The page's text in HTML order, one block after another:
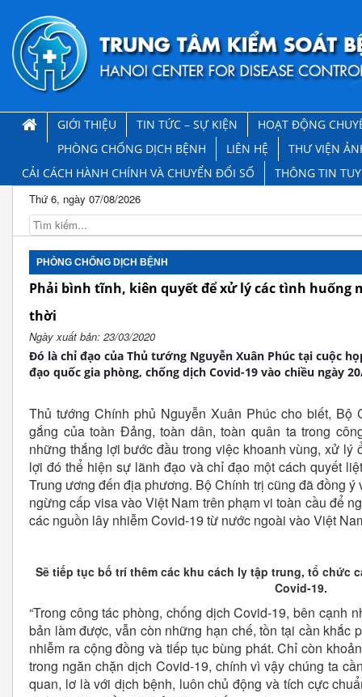
GIỚI THIỆU TIN TỨC – SỰ KIỆN
HOẠT ĐỘNG
PHÒNG CHỐNG DỊCH BỆNH
LIÊN HỆ
THƯ VIỆN
CẢI CÁCH HÀNH CHÍNH VÀ CHUYỂN ĐỔI SỐ
THÔNG TIN
Thứ 6, ngày 07/08/2026
PHÒNG CHỐNG DỊCH BỆNH
Phải bình tĩnh, kiên quyết để xử lý các tình huống
thời
Ngày xuất bản: 23/03/2020
Đó là chỉ đạo của Thủ tướng Nguyễn Xuân Phúc tại cuộc
đạo quốc gia phòng, chống dịch Covid-19 vào chiều ngày
Thủ tướng Chính phủ Nguyễn Xuân Phúc cho biết,
gắng của toàn Đảng, toàn dân, toàn quân ta trong
những thắng lợi bước đầu trong việc khoanh vùng, xử lý
lợi đó thể hiện sự lãnh đạo và chỉ đạo một cách quyết
Trung ương đến địa phương. Bộ Chính trị cũng đã đồng
ngừng cấp visa vào Việt Nam trên phạm vi toàn cầu để
các nguồn lây nhiễm Covid-19 từ nước ngoài vào Việt
Sẽ tiếp tục bố trí thêm các khu cách ly tập trung, tổ chức
Covid-19.
“Trong công tác phòng, chống dịch Covid-19, bên cạnh
bản làm được, vẫn còn những hạn chế, tồn tại cần khắc
nhiễm ra cộng đồng và tiếp tục bùng phát. Chỉ còn
trong ngăn chặn dịch Covid-19, chính vì vậy chúng ta
quan, lơ là với dịch bệnh, luôn chủ động và tích cực